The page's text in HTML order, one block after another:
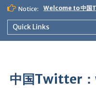
Skip
content
Notice: Welcome to 中
Quick Links
中国Twitter